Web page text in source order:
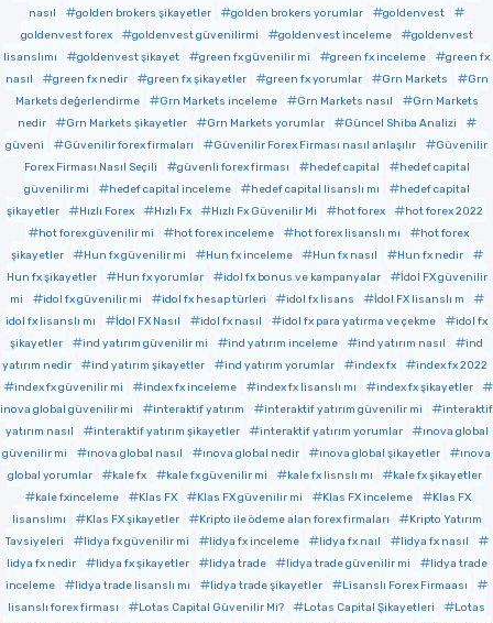
nasıl
golden brokers şikayetler golden brokers yorumlar
goldenvest
goldenvest forex
goldenvest güvenilirmi goldenvest inceleme
goldenvest
lisanslımı
goldenvest şikayet green fx güvenilir mi green fx inceleme
green fx
nasıl
green fx nedir green fx şikayetler green fx yorumlar Grn Markets
Grn
Markets değerlendirme
Grn Markets inceleme Grn Markets nasıl
Grn Markets
nedir
Grn Markets şikayetler Grn Markets yorumlar
Güncel Shiba Analizi
güveni
Güvenilir forex firmaları Güvenilir Forex Firması nasıl anlaşılır
Güvenilir
Forex Firması Nasıl Seçili
güvenli forex firması hedef capital
hedef capital
güvenilir mi
hedef capital inceleme hedef capital lisanslı mı
hedef capital
şikayetler
Hızlı Forex Hızlı Fx Hızlı Fx Güvenilir Mi hot forex
hot forex 2022
hot forex güvenilir mi
hot forex inceleme hot forex lisanslı mı
hot forex
şikayetler
Hun fx güvenilir mi Hun fx inceleme Hun fx nasıl
Hun fx nedir
Hun fx şikayetler
Hun fx yorumlar idol fx bonus ve kampanyalar
İdol FX güvenilir
mi
idol fx güvenilir mi idol fx hesap türleri idol fx lisans
İdol FX lisanslı m
idol fx lisanslı mı
İdol FX Nasıl idol fx nasıl idol fx para yatırma ve çekme
idol fx
şikayetler
ind yatırım güvenilir mi ind yatırım inceleme ind yatırım nasıl
ind
yatırım nedir
ind yatırım şikayetler ind yatırım yorumlar index fx
index fx 2022
index fx güvenilir mi
index fx inceleme index fx lisanslı mı
index fx şikayetler
inova global güvenilir mi
interaktif yatırım interaktif yatırım güvenilir mi
interaktif
yatırım nasıl
interaktif yatırım şikayetler interaktif yatırım yorumlar
ınova global
güvenilir mi
ınova global nasıl ınova global nedir ınova global şikayetler
ınova
global yorumlar
kale fx kale fx güvenilir mi kale fx lisnslı mı
kale fx şikayetler
kale fxinceleme
Klas FX Klas FX güvenilir mi Klas FX inceleme
Klas FX
lisanslımı
Klas FX şikayetler Kripto ile ödeme alan forex firmaları
Kripto Yatırım
Tavsiyeleri
lidya fx güvenilir mi lidya fx inceleme lidya fx naıl
lidya fx nasıl
lidya fx nedir
lidya fx şikayetler lidya trade lidya trade güvenilir mi
lidya trade
inceleme
lidya trade lisanslı mı lidya trade şikayetler
Lisanslı Forex Firmaası
lisanslı forex firması
Lotas Capital Güvenilir Mi? Lotas Capital Şikayetleri
Lotas